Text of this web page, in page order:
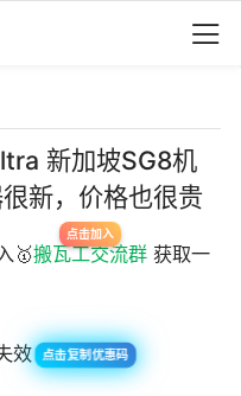
新加坡SG8机
新，价格也很贵
🥇搬瓦工交流群 获取一
效 点击复制优惠码